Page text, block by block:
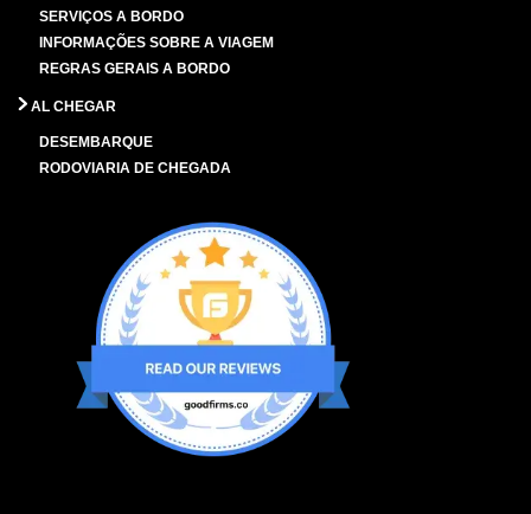
SERVIÇOS A BORDO
INFORMAÇÕES SOBRE A VIAGEM
REGRAS GERAIS A BORDO
AL CHEGAR
DESEMBARQUE
RODOVIARIA DE CHEGADA